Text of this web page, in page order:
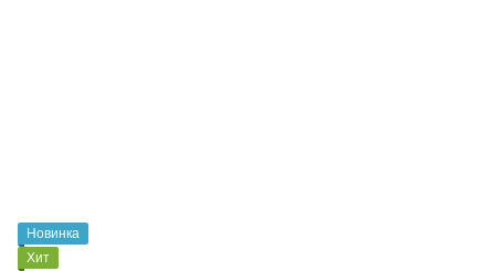
Новинка
Хит